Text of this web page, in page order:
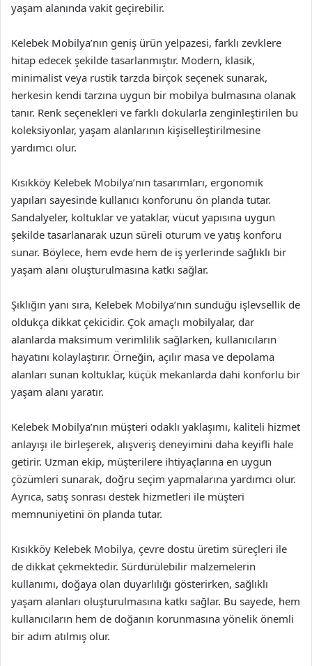
yaşam alanında vakit geçirebilir.
Kelebek Mobilya’nın geniş ürün yelpazesi, farklı zevklere
hitap edecek şekilde tasarlanmıştır. Modern, klasik,
minimalist veya rustik tarzda birçok seçenek sunarak,
herkesin kendi tarzına uygun bir mobilya bulmasına olanak
tanır. Renk seçenekleri ve farklı dokularla zenginleştirilen bu
koleksiyonlar, yaşam alanlarının kişiselleştirilmesine
yardımcı olur.
Kısıkköy Kelebek Mobilya’nın tasarımları, ergonomik
yapıları sayesinde kullanıcı konforunu ön planda tutar.
Sandalyeler, koltuklar ve yataklar, vücut yapısına uygun
şekilde tasarlanarak uzun süreli oturum ve yatış konforu
sunar. Böylece, hem evde hem de iş yerlerinde sağlıklı bir
yaşam alanı oluşturulmasına katkı sağlar.
Şıklığın yanı sıra, Kelebek Mobilya’nın sunduğu işlevsellik de
oldukça dikkat çekicidir. Çok amaçlı mobilyalar, dar
alanlarda maksimum verimlilik sağlarken, kullanıcıların
hayatını kolaylaştırır. Örneğin, açılır masa ve depolama
alanları sunan koltuklar, küçük mekanlarda dahi konforlu bir
yaşam alanı yaratır.
Kelebek Mobilya’nın müşteri odaklı yaklaşımı, kaliteli hizmet
anlayışı ile birleşerek, alışveriş deneyimini daha keyifli hale
getirir. Uzman ekip, müşterilere ihtiyaçlarına en uygun
çözümleri sunarak, doğru seçim yapmalarına yardımcı olur.
Ayrıca, satış sonrası destek hizmetleri ile müşteri
memnuniyetini ön planda tutar.
Kısıkköy Kelebek Mobilya, çevre dostu üretim süreçleri ile
de dikkat çekmektedir. Sürdürülebilir malzemelerin
kullanımı, doğaya olan duyarlılığı gösterirken, sağlıklı
yaşam alanları oluşturulmasına katkı sağlar. Bu sayede, hem
kullanıcıların hem de doğanın korunmasına yönelik önemli
bir adım atılmış olur.